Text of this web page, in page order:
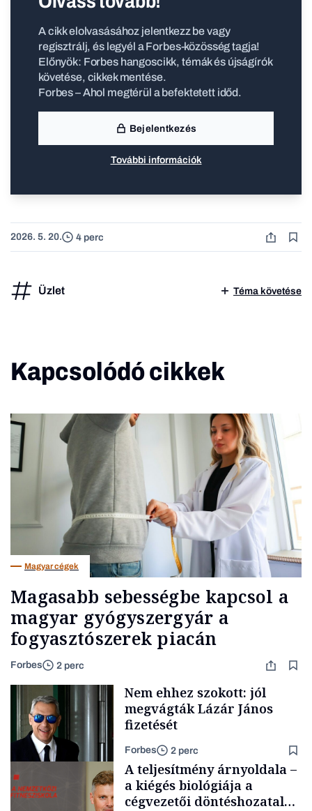
A cikk elolvasásához jelentkezz be vagy
regisztrálj, és legyél a Forbes-közösség tagja!
Előnyök: Forbes hangoscikk, témák és újságírók
követése, cikkek mentése.
Forbes – Ahol megtérül a befektetett időd.
Bejelentkezés
További információk
2026. 5. 20. 4 perc
Üzlet Téma követése
Kapcsolódó cikkek
Magyar cégek
Magasabb sebességbe kapcsol a
magyar gyógyszergyár a
fogyasztószerek piacán
Forbes 2 perc
Nem ehhez szokott: jól
megvágták Lázár János
fizetését
Forbes 2 perc
A teljesítmény árnyoldala –
a kiégés biológiája a
cégvezetői döntéshozatal